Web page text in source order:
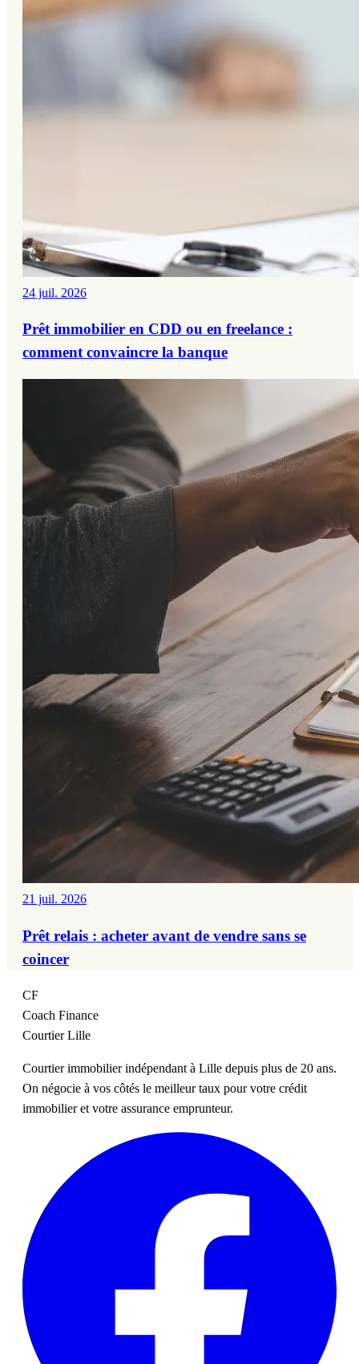
24 juil. 2026
Prêt immobilier en CDD ou en freelance :
comment convaincre la banque
21 juil. 2026
Prêt relais : acheter avant de vendre sans se
coincer
CF
Coach Finance
Courtier Lille
Courtier immobilier indépendant à Lille depuis plus de 20 ans.
On négocie à vos côtés le meilleur taux pour votre crédit
immobilier et votre assurance emprunteur.